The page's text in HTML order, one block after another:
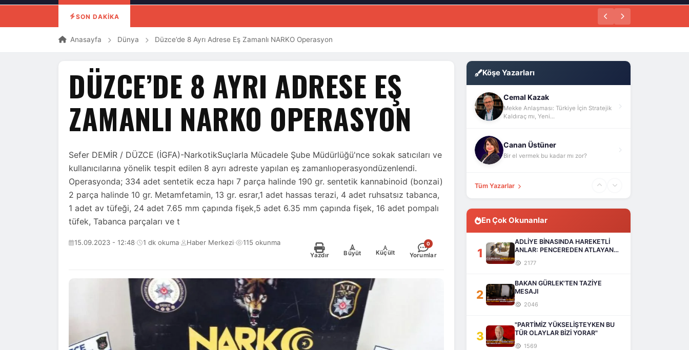
SON DAKİKA
Anasayfa Dünya Düzce’de 8 Ayrı Adrese Eş Zamanlı NARKO Operasyon
DÜZCE’DE 8 AYRI ADRESE EŞ
ZAMANLI NARKO OPERASYON
Sefer DEMİR / DÜZCE (İGFA)-NarkotikSuçlarla Mücadele Şube Müdürlüğü'nce sokak satıcıları ve
kullanıcılarına yönelik tespit edilen 8 ayrı adreste yapılan eş zamanlıoperasyondüzenlendi.
Operasyonda; 334 adet sentetik ecza hapı 7 parça halinde 190 gr. sentetik kannabinoid (bonzai)
2 parça halinde 10 gr. Metamfetamin, 13 gr. esrar,1 adet hassas terazi, 4 adet ruhsatsız tabanca,
1 adet av tüfeği, 24 adet 7.65 mm çapında fişek,5 adet 6.35 mm çapında fişek, 16 adet pompalı
tüfek, Tabanca parçaları ve t
15.09.2023 - 12:48· 1 dk okuma· Haber Merkezi· 115 okunma
Yazdır
+
Büyüt
-
Küçült
0
Yorumlar
Köşe Yazarları
Cemal Kazak
Mekke Anlaşması: Türkiye İçin Stratejik
Kaldıraç mı, Yeni...
Canan Üstüner
Bir el vermek bu kadar mı zor?
Tüm Yazarlar
En Çok Okunanlar
1
ADLİYE BİNASINDA HAREKETLİ
ANLAR: PENCEREDEN ATLAYAN
2177
2
BAKAN GÜRLEK'TEN TAZİYE
MESAJI
2046
3
"PARTİMİZ YÜKSELİŞTEYKEN BU
TÜR OLAYLAR BİZİ YORAR"
1569